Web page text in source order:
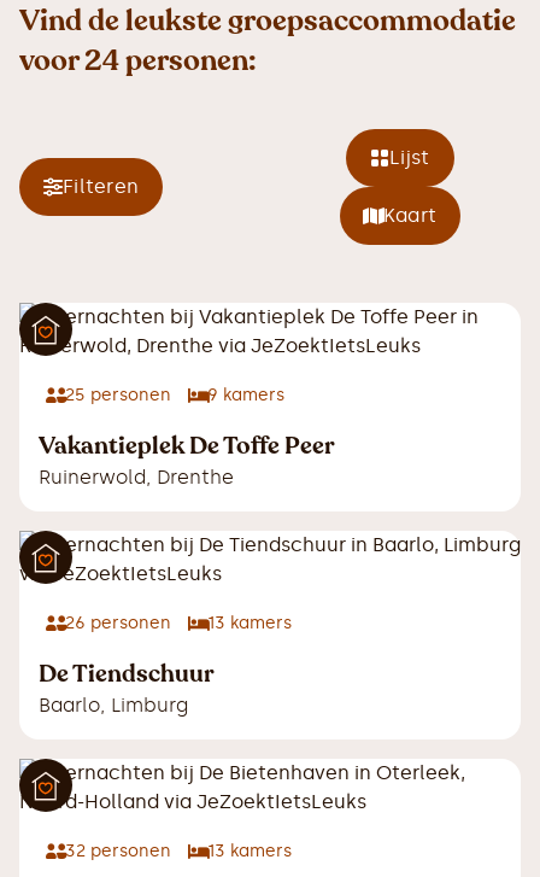
Vind de leukste groepsaccommodatie
voor 24 personen:
Filteren
Lijst
Kaart
25 personen 9 kamers
Vakantieplek De Toffe Peer
Ruinerwold, Drenthe
26 personen 13 kamers
De Tiendschuur
Baarlo, Limburg
32 personen 13 kamers